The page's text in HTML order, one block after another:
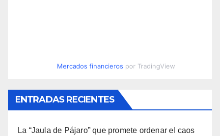
Mercados financieros por TradingView
ENTRADAS RECIENTES
La “Jaula de Pájaro” que promete ordenar el caos